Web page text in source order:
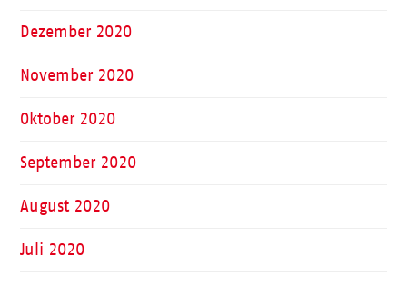
Dezember 2020
November 2020
Oktober 2020
September 2020
August 2020
Juli 2020